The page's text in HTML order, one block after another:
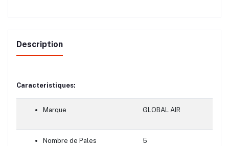
Description
Caracteristiques:
Marque GLOBAL AIR
Nombre de Pales 5